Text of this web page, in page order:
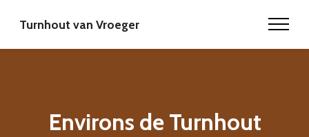
Turnhout van Vroeger
Environs de Turnhout